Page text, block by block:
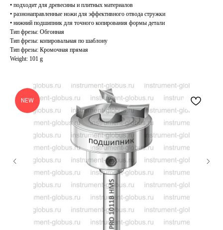
• подходит для древесины и плитных материалов
• разнонаправленные ножи для эффективного отвода стружки
• нижний подшипник для точного копирования формы детали
Тип фрезы: Обгонная
Тип фрезы: копировальная по шаблону
Тип фрезы: Кромочная прямая
Weight: 101 g
NEW